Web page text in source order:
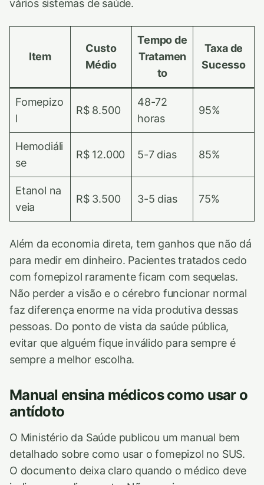
vários sistemas de saúde.
Item
Custo
Médio
Tempo de
Tratamen
to
Taxa de
Sucesso
Fomepizo
l
R$ 8.500
48-72
horas
95%
Hemodiáli
se
R$ 12.000 5-7 dias 85%
Etanol na
veia
R$ 3.500 3-5 dias 75%
Além da economia direta, tem ganhos que não dá
para medir em dinheiro. Pacientes tratados cedo
com fomepizol raramente ficam com sequelas.
Não perder a visão e o cérebro funcionar normal
faz diferença enorme na vida produtiva dessas
pessoas. Do ponto de vista da saúde pública,
evitar que alguém fique inválido para sempre é
sempre a melhor escolha.
Manual ensina médicos como usar o
antídoto
O Ministério da Saúde publicou um manual bem
detalhado sobre como usar o fomepizol no SUS.
O documento deixa claro quando o médico deve